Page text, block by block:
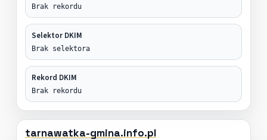
Brak rekordu
Selektor DKIM
Brak selektora
Rekord DKIM
Brak rekordu
tarnawatka-gmina.info.pl